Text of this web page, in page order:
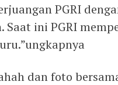
PGRI
Saat ini PGRI
dan foto